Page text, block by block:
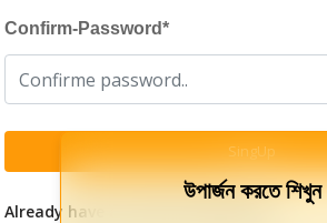
Confirm-Password*
SingUp
Already have a account? login now
উপার্জন করতে শিখুন